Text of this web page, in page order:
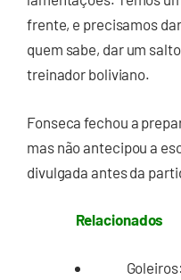
frente, e precisamos
quem sabe, dar um
treinador boliviano.
Fonseca fechou a
mas não antecipou a
divulgada antes da
Relacionados
Goleiros: